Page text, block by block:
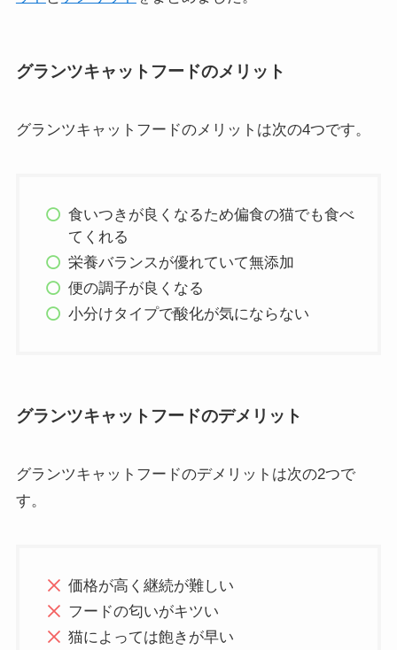
グランツキャットフードのメリット
グランツキャットフードのメリットは次の4つです。
食いつきが良くなるため偏食の猫でも食べ
てくれる
栄養バランスが優れていて無添加
便の調子が良くなる
小分けタイプで酸化が気にならない
グランツキャットフードのデメリット
グランツキャットフードのデメリットは次の2つで
す。
価格が高く継続が難しい
フードの匂いがキツい
猫によっては飽きが早い